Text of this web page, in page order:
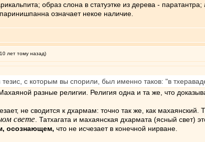
образ слона в статуэтке из дерева -
означает некое наличие.
лет тому назад)
тезис, с которым вы спорили, был именно таков: "в
разные религии. Религия одна и та же, что
не сводится к дхармам: точно так же, как
свете . Татхагата и махаянская дхармата (ясный свет)
осознающем, что не исчезает в конечной нирване.